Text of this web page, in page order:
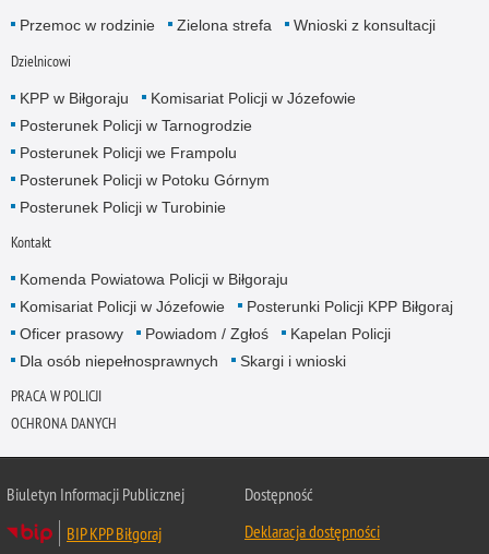
Przemoc w rodzinie Zielona strefa Wnioski z konsultacji
Dzielnicowi
KPP w Biłgoraju
Komisariat Policji w Józefowie
Posterunek Policji w Tarnogrodzie
Posterunek Policji we Frampolu
Posterunek Policji w Potoku Górnym
Posterunek Policji w Turobinie
Kontakt
Komenda Powiatowa Policji w Biłgoraju
Komisariat Policji w Józefowie
Posterunki Policji KPP Biłgoraj
Oficer prasowy
Powiadom / Zgłoś
Kapelan Policji
Dla osób niepełnosprawnych
Skargi i wnioski
PRACA W POLICJI
OCHRONA DANYCH
Biuletyn Informacji Publicznej
BIP KPP Biłgoraj
Dostępność
Deklaracja dostępności